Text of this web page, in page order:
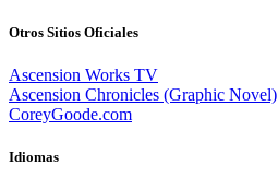
Otros Sitios Oficiales
Ascension Works TV
Ascension Chronicles (Graphic Novel)
CoreyGoode.com
Idiomas